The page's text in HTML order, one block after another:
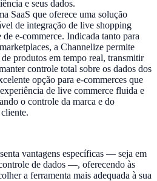
e seus dados.
SaaS que oferece uma solução
de integração de live shopping
de e-commerce. Indicada tanto para
a Channelize permite
produtos em tempo real, transmitir
controle total sobre os dados dos
opção para e-commerces que
de live commerce fluida e
o controle da marca e do
vantagens específicas — seja em
de dados —, oferecendo às
a ferramenta mais adequada à sua